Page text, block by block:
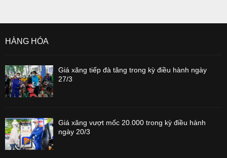
HÀNG HÓA
Giá xăng tiếp đà tăng trong kỳ điều hành ngày
27/3
Giá xăng vượt mốc 20.000 trong kỳ điều hành
ngày 20/3